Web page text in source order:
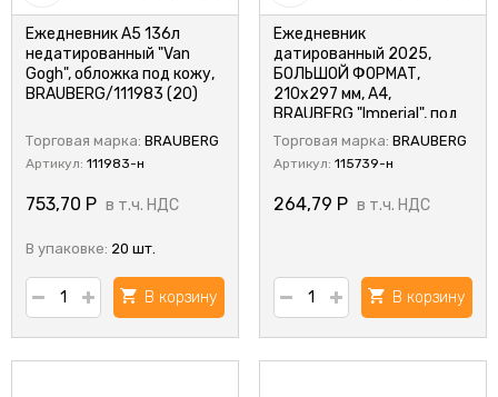
Ежедневник А5 136л
недатированный "Van
Gogh", обложка под кожу,
BRAUBERG/111983 (20)
Торговая марка: BRAUBERG
Артикул: 111983-н
753,70 Р в т.ч. НДС
В упаковке: 20 шт.
В корзину
Ежедневник
датированный 2025,
БОЛЬШОЙ ФОРМАТ,
210х297 мм, А4,
BRAUBERG "Imperial", под
кожу, синий, 115739
Торговая марка: BRAUBERG
Артикул: 115739-н
264,79 Р в т.ч. НДС
В корзину